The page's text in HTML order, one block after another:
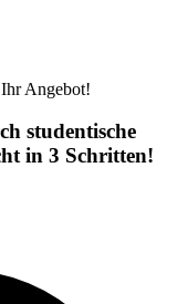
Angebot!
studentische
in 3 Schritten!